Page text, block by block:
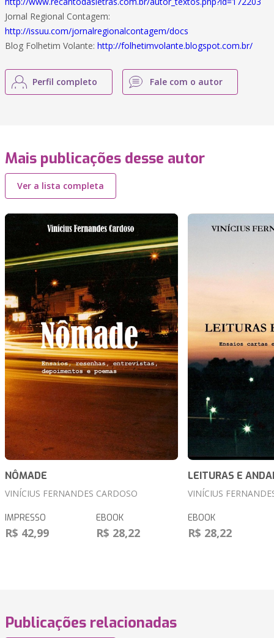
Jornal Regional Contagem:
http://issuu.com/jornalregionalcontagem/docs
Blog Folhetim Volante: http://folhetimvolante.blogspot.com.br/
Perfil completo Fale com o autor
Mais publicações desse autor
Ver a lista completa
NÔMADE
VINÍCIUS FERNANDES CARDOSO
IMPRESSO
R$ 42,99
EBOOK
R$ 28,22
LEITURAS E
VINÍCIUS
EBOOK
R$ 28,22
Publicações relacionadas